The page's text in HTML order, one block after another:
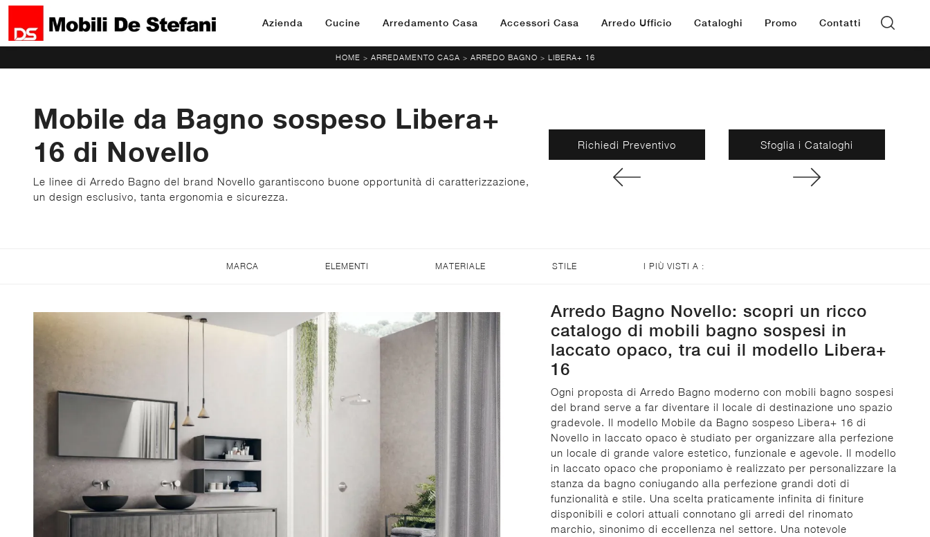
Azienda Cucine Arredamento Casa Accessori Casa Arredo Ufficio Cataloghi Promo Contatti
HOME > ARREDAMENTO CASA > ARREDO BAGNO > LIBERA+ 16
Mobile da Bagno sospeso Libera+
16 di Novello
Le linee di Arredo Bagno del brand Novello garantiscono buone opportunità di caratterizzazione,
un design esclusivo, tanta ergonomia e sicurezza.
Richiedi Preventivo Sfoglia i Cataloghi
MARCA ELEMENTI MATERIALE STILE I PIÙ VISTI A :
Arredo Bagno Novello: scopri un ricco
catalogo di mobili bagno sospesi in
laccato opaco, tra cui il modello Libera+
16
Ogni proposta di Arredo Bagno moderno con mobili bagno sospesi
del brand serve a far diventare il locale di destinazione uno spazio
gradevole. Il modello Mobile da Bagno sospeso Libera+ 16 di
Novello in laccato opaco è studiato per organizzare alla perfezione
un locale di grande valore estetico, funzionale e agevole. Il modello
in laccato opaco che proponiamo è realizzato per personalizzare la
stanza da bagno coniugando alla perfezione grandi doti di
funzionalità e stile. Una scelta praticamente infinita di finiture
disponibili e colori attuali connotano gli arredi del rinomato
marchio, sinonimo di eccellenza nel settore. Una notevole